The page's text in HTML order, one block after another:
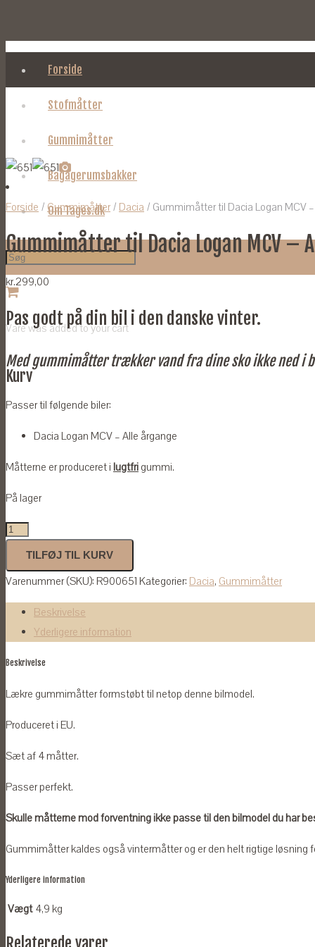
Forside
Stofmåtter
Gummimåtter
Bagagerumsbakker
Om Tages.dk
Varewas added to your cart
Kurv
Forside / Gummimåtter / Dacia / Gummimåtter til Dacia Logan MCV
Gummimåtter til Dacia Logan MCV –
kr.299,00
Pas godt på din bil i den danske vinter.
Med gummimåtter trækker vand fra dine sko ikke ned i
Passer til følgende biler:
Dacia Logan MCV – Alle årgange
Måtterne er produceret i lugtfri gummi.
På lager
Gummimåtter
Dacia
Logan
MCV
Alle
årgange
TILFØJ TIL KURV
Varenummer (SKU): R900651 Kategorier: Dacia, Gummimåtter
Beskrivelse
Yderligere information
Beskrivelse
Lækre gummimåtter formstøbt til netop denne bilmodel.
Produceret i EU.
Sæt af 4 måtter.
Passer perfekt.
Skulle måtterne mod forventning ikke passe til den bilmodel du har
Gummimåtter kaldes også vintermåtter og er den helt rigtige løsning
Yderligere information
Vægt 4,9 kg
Relaterede varer